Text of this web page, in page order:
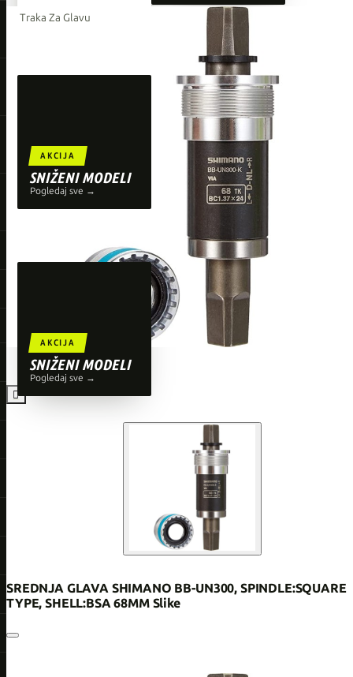
Wahoo
AKCIJA
SNIŽENI MODELI
Pogledaj sve →
Traka Za Glavu
Liv
Shimano
Wahoo
AKCIJA
SNIŽENI MODELI
Pogledaj sve →

SREDNJA GLAVA SHIMANO BB-UN300, SPINDLE:SQUARE
TYPE, SHELL:BSA 68MM Slike